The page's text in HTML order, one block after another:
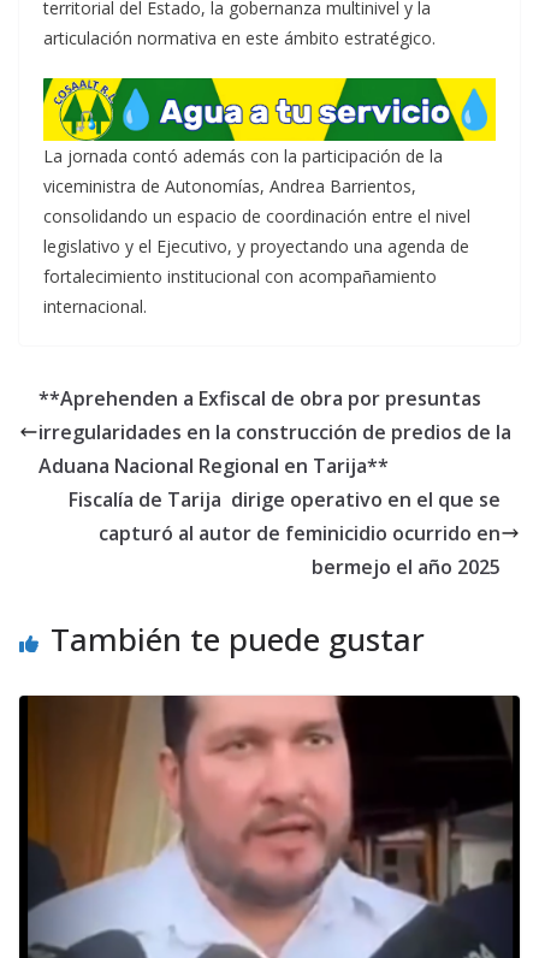
territorial del Estado, la gobernanza multinivel y la
articulación normativa en este ámbito estratégico.
La jornada contó además con la participación de la
viceministra de Autonomías, Andrea Barrientos,
consolidando un espacio de coordinación entre el nivel
legislativo y el Ejecutivo, y proyectando una agenda de
fortalecimiento institucional con acompañamiento
internacional.
**Aprehenden a Exfiscal de obra por presuntas
irregularidades en la construcción de predios de la
Aduana Nacional Regional en Tarija**
Fiscalía de Tarija dirige operativo en el que se
capturó al autor de feminicidio ocurrido en
bermejo el año 2025
También te puede gustar